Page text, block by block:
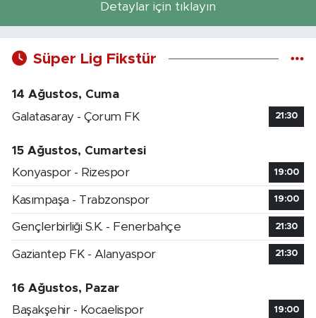
Detaylar için tıklayın
Süper Lig Fikstür
14 Ağustos, Cuma
Galatasaray - Çorum FK
21:30
15 Ağustos, Cumartesi
Konyaspor - Rizespor
19:00
Kasımpaşa - Trabzonspor 19:00
Gençlerbirliği S.K. - Fenerbahçe 21:30
Gaziantep FK - Alanyaspor 21:30
16 Ağustos, Pazar
Başakşehir - Kocaelispor
19:00